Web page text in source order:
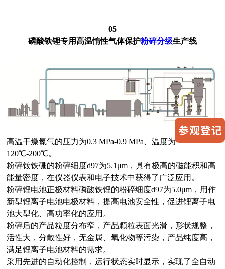
05
磷酸铁锂专用高温惰性气体保护粉碎分级生产线
高温干燥氮气的压力为0.3 MPa-0.9 MPa、温度为
120℃-200℃。
粉碎钕铁硼的粉碎细度d97为5.1μm，具有极高的磁能积和高
能量密度，在仪器仪表和电子技术中获得了广泛应用。
粉碎锂电池正极材料磷酸铁锂的粉碎细度d97为5.0μm，用作
新型锂离子电池电极材料，提高电池安全性，促进锂离子电
池大型化、高功率化的应用。
粉碎后的产品粒度分布窄，产品颗粒表面光滑，形状规整，
活性大，分散性好，无金属、氧化物等污染，产品纯度高，
满足锂离子电池材料的需求。
采用先进的自动化控制，运行状态实时显示，实现了全自动